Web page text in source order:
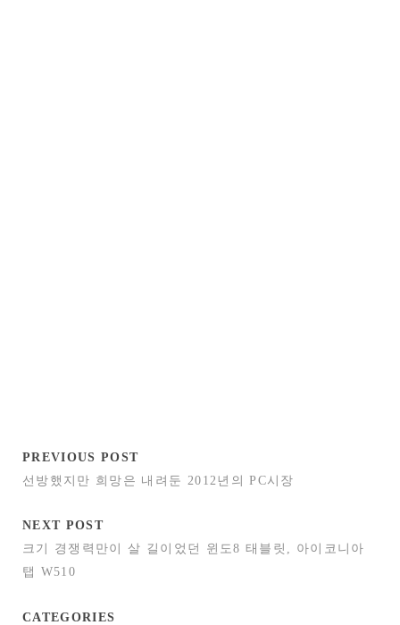
PREVIOUS POST
선방했지만 희망은 내려둔 2012년의 PC시장
NEXT POST
크기 경쟁력만이 살 길이었던 윈도8 태블릿, 아이코니아
탭 W510
CATEGORIES